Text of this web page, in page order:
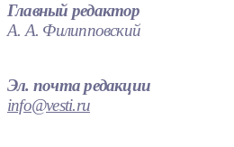
Главный редактор
А. А. Филипповский
Эл. почта редакции
info@vesti.ru